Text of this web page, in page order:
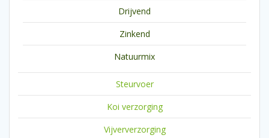
Drijvend
Zinkend
Natuurmix
Steurvoer
Koi verzorging
Vijververzorging